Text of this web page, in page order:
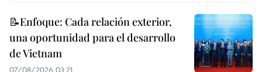
📝Enfoque: Cada relación exterior,
una oportunidad para el desarrollo
de Vietnam
07/08/2026 03:21